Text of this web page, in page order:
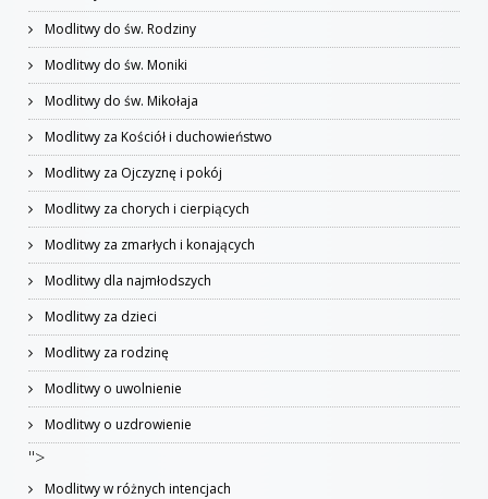
Modlitwy do św. Rodziny
Modlitwy do św. Moniki
Modlitwy do św. Mikołaja
Modlitwy za Kościół i duchowieństwo
Modlitwy za Ojczyznę i pokój
Modlitwy za chorych i cierpiących
Modlitwy za zmarłych i konających
Modlitwy dla najmłodszych
Modlitwy za dzieci
Modlitwy za rodzinę
Modlitwy o uwolnienie
Modlitwy o uzdrowienie
">
Modlitwy w różnych intencjach